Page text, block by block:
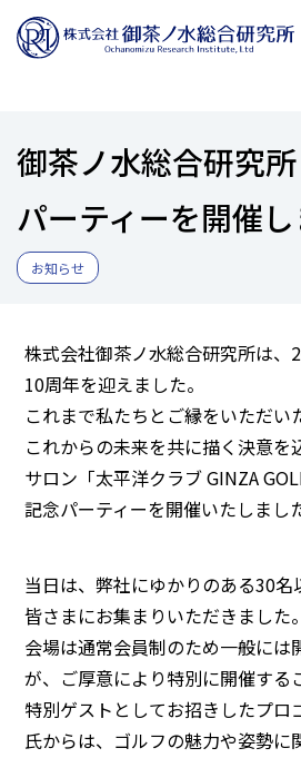
御茶ノ水総合研究
パーティーを開催
お知らせ
株式会社御茶ノ水総合研究所は、
10周年を迎えました。
これまで私たちとご縁をいただい
これからの未来を共に描く決意を
サロン「太平洋クラブ GINZA
記念パーティーを開催いたしまし
当日は、弊社にゆかりのある30
皆さまにお集まりいただきました。
会場は通常会員制のため一般には
が、ご厚意により特別に開催する
特別ゲストとしてお招きしたプロ
氏からは、ゴルフの魅力や姿勢に